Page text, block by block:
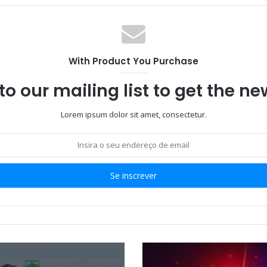
With Product You Purchase
our mailing list to get the
Lorem ipsum dolor sit amet, consectetur.